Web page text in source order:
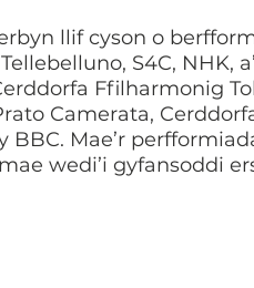
llif cyson o
S4C,
Ffilharmonig
Camerata,
BBC. Mae’r
wedi’i gyfansoddi